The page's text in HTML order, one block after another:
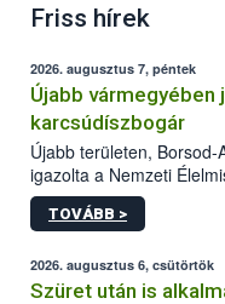
Friss hírek
2026. augusztus 7, péntek
Újabb
karcsúdíszbogár
Újabb területen,
igazolta a Nemzeti
kőrisrontó
kártevőt nem csak
az intenzív felderítést,
hatósággal is
TOVÁBB >
2026. augusztus 6, csütörtök
Szüret után is